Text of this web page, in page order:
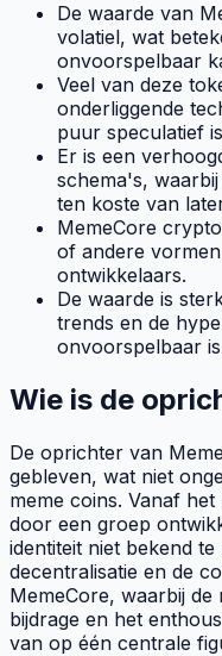
De waarde van
volatiel, wat
onvoorspelbaar
Veel van deze
onderliggende
puur speculatief
Er is een
schema's,
ten koste van
MemeCore
of andere
ontwikkelaars.
De waarde is
trends en de hype
onvoorspelbaar
Wie is de
De oprichter van
gebleven, wat niet
meme coins. Vanaf
door een groep
identiteit niet bekend
decentralisatie en de
MemeCore, waarbij
bijdrage en het
van op één centrale